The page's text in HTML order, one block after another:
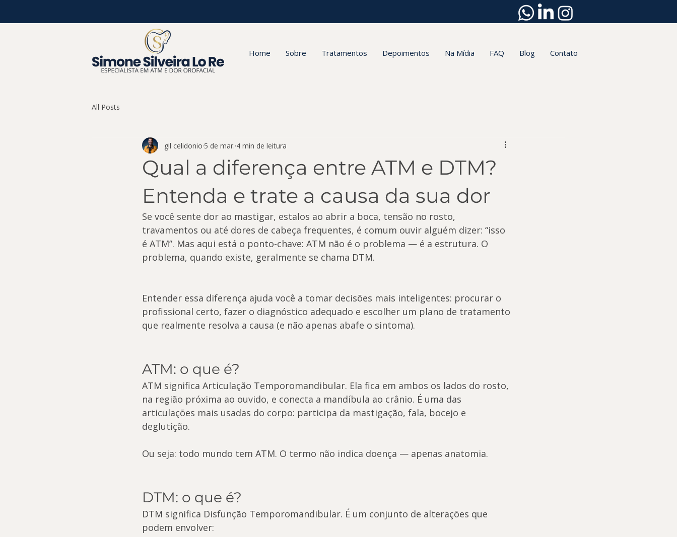
Home Sobre Tratamentos Depoimentos Na Mídia FAQ Blog Contato
All Posts
Qual a diferença entre ATM e DTM?
Entenda e trate a causa da sua dor
gil celidonio 5 de mar. 4 min de leitura
Se você sente dor ao mastigar, estalos ao abrir a boca, tensão no rosto,
travamentos ou até dores de cabeça frequentes, é comum ouvir alguém dizer: “isso
é ATM”. Mas aqui está o ponto-chave: ATM não é o problema — é a estrutura. O
problema, quando existe, geralmente se chama DTM.
Entender essa diferença ajuda você a tomar decisões mais inteligentes: procurar o
profissional certo, fazer o diagnóstico adequado e escolher um plano de tratamento
que realmente resolva a causa (e não apenas abafe o sintoma).
ATM: o que é?
ATM significa Articulação Temporomandibular. Ela fica em ambos os lados do rosto,
na região próxima ao ouvido, e conecta a mandíbula ao crânio. É uma das
articulações mais usadas do corpo: participa da mastigação, fala, bocejo e
deglutição.
Ou seja: todo mundo tem ATM. O termo não indica doença — apenas anatomia.
DTM: o que é?
DTM significa Disfunção Temporomandibular. É um conjunto de alterações que
podem envolver: